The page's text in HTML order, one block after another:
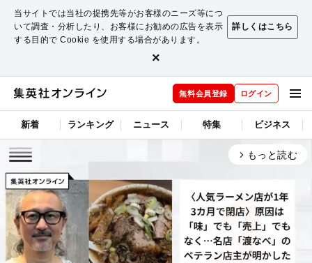
当サイトでは当社の提携先等がお客様のニーズ等につ
いて調査・分析したり、お客様にお勧めの広告を表示
する目的で Cookie を使用する場合があります。
詳しくはこちら
×
無料会員登録 ログイン
新着 ランキング ニュース 特集 ビジネス
arrow_forward_ios もっと読む